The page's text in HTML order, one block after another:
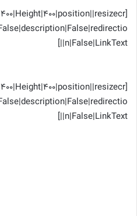
n|False|LinkText||]
n|False|LinkText||]